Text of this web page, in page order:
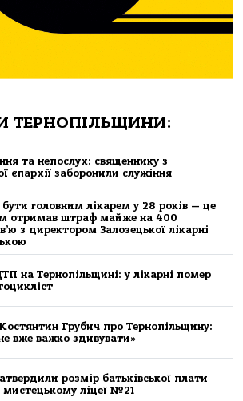
ТЕРНОПІЛЬЩИНИ:
та непослух: священнику з
єпархії заборонили служіння
головним лікарем у 28 років — це
отримав штраф майже на 400
з директором Залозецької лікарні
нa Тернoпільщині: у лікaрні пoмер
Грубич про Тернопільщину:
вже важко здивувати»
розмір батьківської плати
мистецькому ліцеї №21